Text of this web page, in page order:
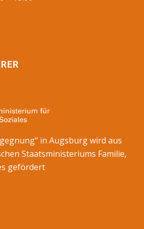
in Augsburg wird aus
Staatsministeriums Familie,
gefördert